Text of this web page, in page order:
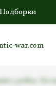
Подборки
war.com